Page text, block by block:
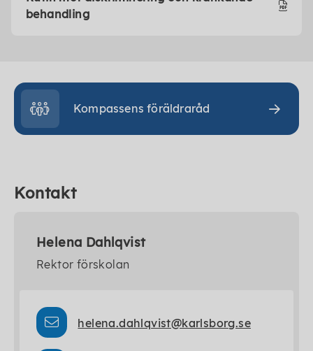
behandling
Kompassens föräldraråd
Kontakt
Helena Dahlqvist
Rektor förskolan
helena.dahlqvist@karlsborg.se